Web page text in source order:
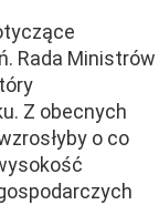
Rada Ministrów
Z obecnych
o co